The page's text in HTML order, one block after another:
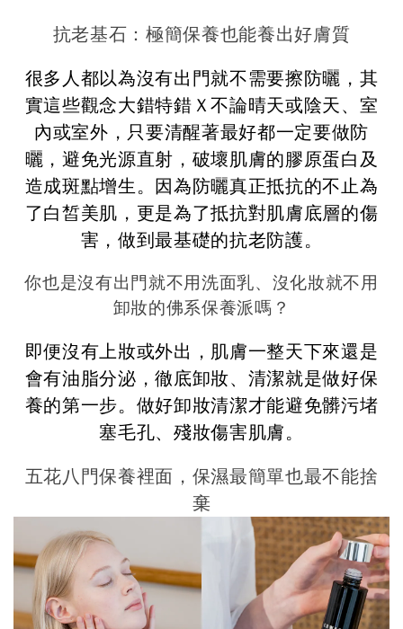
抗老基石：極簡保養也能養出好膚質
很多人都以為沒有出門就不需要擦防曬，其
實這些觀念大錯特錯Ｘ不論晴天或陰天、室
內或室外，只要清醒著最好都一定要做防
曬，避免光源直射，破壞肌膚的膠原蛋白及
造成斑點增生。因為防曬真正抵抗的不止為
了白皙美肌，更是為了抵抗對肌膚底層的傷
害，做到最基礎的抗老防護。
你也是沒有出門就不用洗面乳、沒化妝就不用
卸妝的佛系保養派嗎？
即便沒有上妝或外出，肌膚一整天下來還是
會有油脂分泌，徹底卸妝、清潔就是做好保
養的第一步。 做好卸妝清潔才能避免髒污堵
塞毛孔、殘妝傷害肌膚。
五花八門保養裡面，保濕最簡單也最不能捨
棄